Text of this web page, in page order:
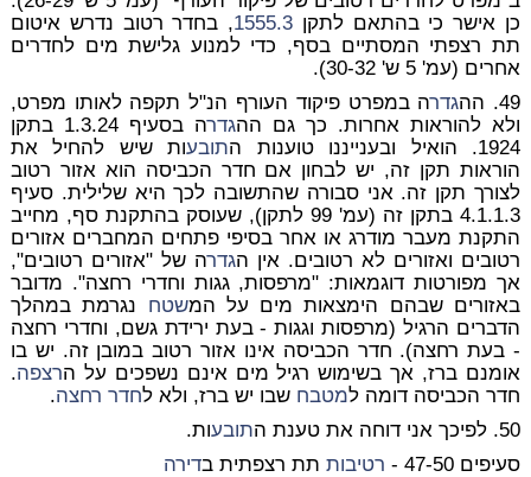
כן אישר כי בהתאם לתקן 1555.3, בחדר רטוב נדרש איטום
תת רצפתי המסתיים בסף, כדי למנוע גלישת מים לחדרים
אחרים (עמ' 5 ש' 30-32).
49. הה
גדרה במפרט פיקוד העורף הנ"ל תקפה לאותו מפרט,
ולא להוראות אחרות. כך גם ההגדר
ה בסעיף 1.3.24 בתקן
1924. הואיל ובענייננו טוענות ה
תובעות שיש להחיל את
הוראות תקן זה, יש לבחון אם חדר הכביסה הוא אזור רטוב
לצורך תקן זה. אני סבורה שהתשובה לכך היא שלילית. סעיף
4.1.1.3 בתקן זה (עמ' 99 לתקן), שעוסק בהתקנת סף, מחייב
התקנת מעבר מודרג או אחר בסיפי פתחים המחברים אזורים
רטובים ואזורים לא רטובים. אין הגדרה של "אזורים רטובים",
אך מפורטות דוגמאות: "מרפסות, גגות וחדרי רחצה". מדובר
באזורים שבהם הימצאות מים על המשטח נגרמת במהלך
הדברים הרגיל (מרפסות וגגות - בעת ירידת גשם, וחדרי רחצה
- בעת רחצה). חדר הכביסה אינו אזור רטוב במובן זה. יש בו
אומנם ברז, אך בשימוש רגיל מים אינם נשפכים על הרצפה.
חדר הכביסה דומה למטבח שבו יש ברז, ולא לחדר רחצה.
50. לפיכך אני דוחה את טענת ה
תובעות.
סעיפים 47-50 -
רטיבותתת רצפתית בדירה